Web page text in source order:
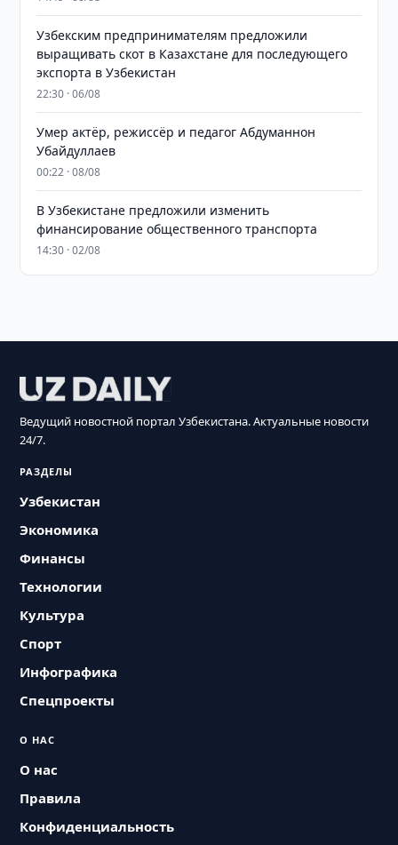
Узбекским предпринимателям предложили
выращивать скот в Казахстане для последующего
экспорта в Узбекистан
22:30 · 06/08
Умер актёр, режиссёр и педагог Абдуманнон
Убайдуллаев
00:22 · 08/08
В Узбекистане предложили изменить
финансирование общественного транспорта
14:30 · 02/08
Ведущий новостной портал Узбекистана. Актуальные новости
24/7.
РАЗДЕЛЫ
Узбекистан
Экономика
Финансы
Технологии
Культура
Спорт
Инфографика
Спецпроекты
О НАС
О нас
Правила
Конфиденциальность